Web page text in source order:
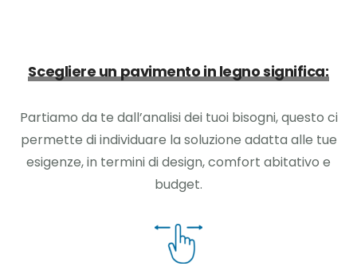
Scegliere un pavimento in legno significa:
Partiamo da te dall’analisi dei tuoi bisogni, questo ci
permette di individuare la soluzione adatta alle tue
esigenze, in termini di design, comfort abitativo e
budget.